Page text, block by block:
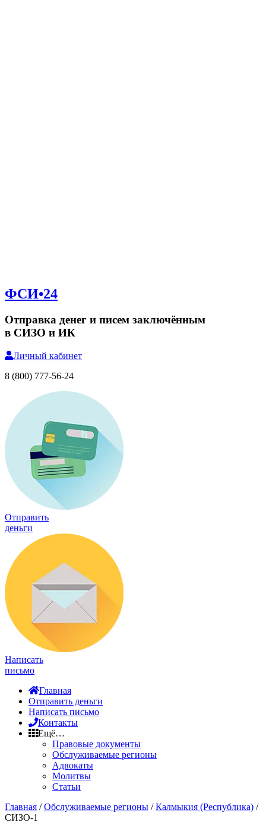
ФСИ•24
Отправка денег и писем заключённым
в СИЗО и ИК
Личный кабинет
8 (800) 777-56-24
Отправить
деньги
Написать
письмо
Главная
Отправить деньги
Написать письмо
Контакты
Ещё…
Правовые документы
Обслуживаемые регионы
Адвокаты
Молитвы
Статьи
Главная /Обслуживаемые регионы /Калмыкия (Республика) /
СИЗО-1